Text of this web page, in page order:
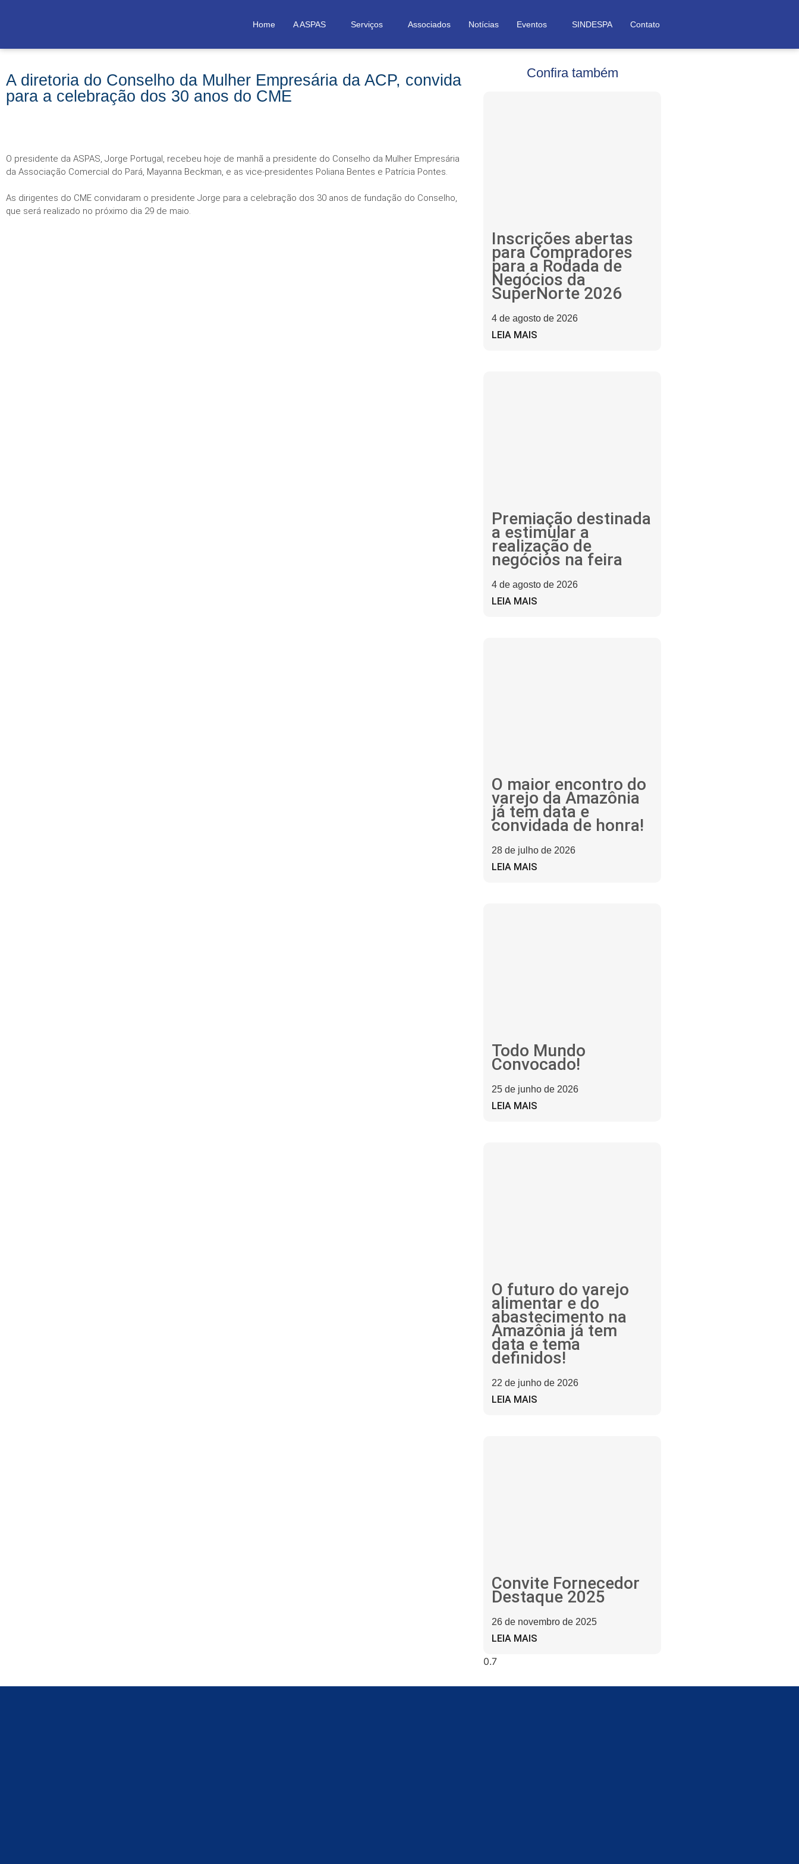
Home A ASPAS Serviços Associados Notícias Eventos SINDESPA Contato
A diretoria do Conselho da Mulher Empresária da ACP, convida
para a celebração dos 30 anos do CME
O presidente da ASPAS, Jorge Portugal, recebeu hoje de manhã a presidente do Conselho da Mulher Empresária
da Associação Comercial do Pará, Mayanna Beckman, e as vice-presidentes Poliana Bentes e Patrícia Pontes.
As dirigentes do CME convidaram o presidente Jorge para a celebração dos 30 anos de fundação do Conselho,
que será realizado no próximo dia 29 de maio.
Confira também
Inscrições abertas
para Compradores
para a Rodada de
Negócios da
SuperNorte 2026
4 de agosto de 2026
LEIA MAIS
Premiação destinada
a estimular a
realização de
negócios na feira
4 de agosto de 2026
LEIA MAIS
O maior encontro do
varejo da Amazônia
já tem data e
convidada de honra!
28 de julho de 2026
LEIA MAIS
Todo Mundo
Convocado!
25 de junho de 2026
LEIA MAIS
O futuro do varejo
alimentar e do
abastecimento na
Amazônia já tem
data e tema
definidos!
22 de junho de 2026
LEIA MAIS
Convite Fornecedor
Destaque 2025
26 de novembro de 2025
LEIA MAIS